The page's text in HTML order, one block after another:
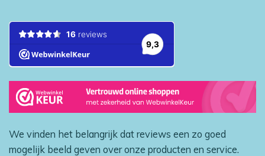
We vinden het belangrijk dat reviews een zo goed
mogelijk beeld geven over onze producten en service.